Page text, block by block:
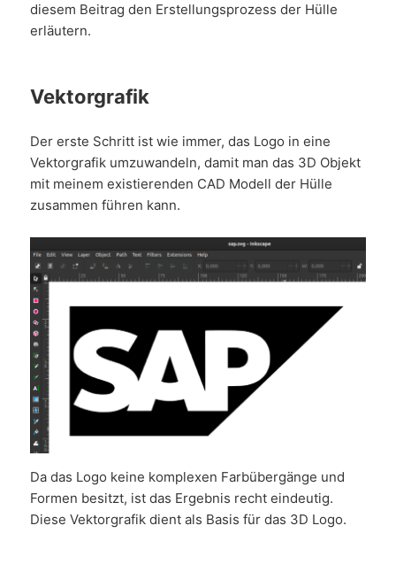
diesem Beitrag den Erstellungsprozess der Hülle
erläutern.
Vektorgrafik
Der erste Schritt ist wie immer, das Logo in eine
Vektorgrafik umzuwandeln, damit man das 3D Objekt
mit meinem existierenden CAD Modell der Hülle
zusammen führen kann.
Da das Logo keine komplexen Farbübergänge und
Formen besitzt, ist das Ergebnis recht eindeutig.
Diese Vektorgrafik dient als Basis für das 3D Logo.